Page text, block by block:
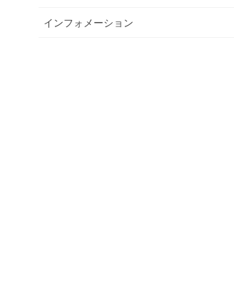
インフォメーション